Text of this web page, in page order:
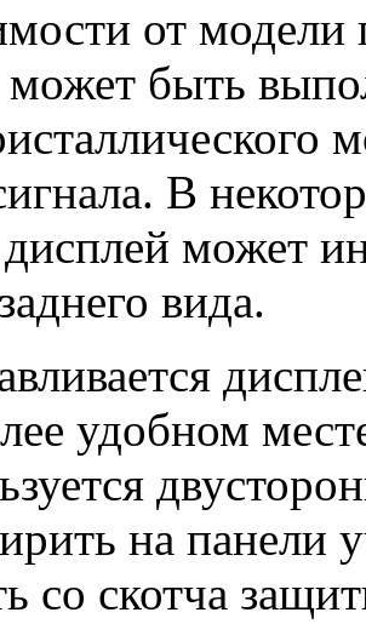
от
может быть
В
может
вида.
удобном
на панели
со скотча